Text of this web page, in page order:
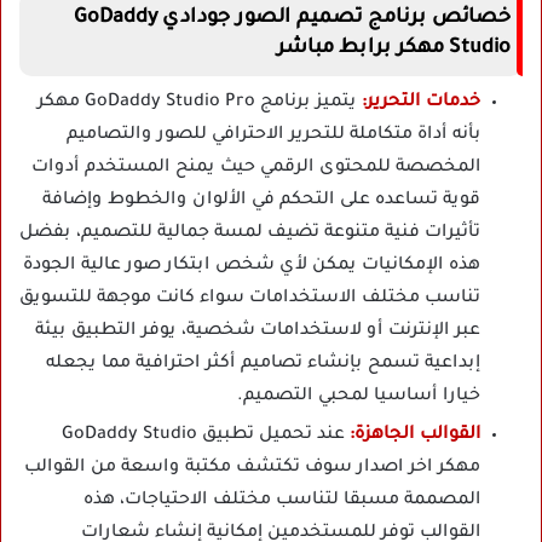
خصائص برنامج تصميم الصور جودادي GoDaddy
Studio مهكر برابط مباشر
خدمات التحرير:
يتميز برنامج GoDaddy Studio Pro مهكر
بأنه أداة متكاملة للتحرير الاحترافي للصور والتصاميم
المخصصة للمحتوى الرقمي حيث يمنح المستخدم أدوات
قوية تساعده على التحكم في الألوان والخطوط وإضافة
تأثيرات فنية متنوعة تضيف لمسة جمالية للتصميم، بفضل
هذه الإمكانيات يمكن لأي شخص ابتكار صور عالية الجودة
تناسب مختلف الاستخدامات سواء كانت موجهة للتسويق
عبر الإنترنت أو لاستخدامات شخصية، يوفر التطبيق بيئة
إبداعية تسمح بإنشاء تصاميم أكثر احترافية مما يجعله
خيارا أساسيا لمحبي التصميم.
القوالب الجاهزة:
عند تحميل تطبيق GoDaddy Studio
مهكر اخر اصدار سوف تكتشف مكتبة واسعة من القوالب
المصممة مسبقا لتناسب مختلف الاحتياجات، هذه
القوالب توفر للمستخدمين إمكانية إنشاء شعارات